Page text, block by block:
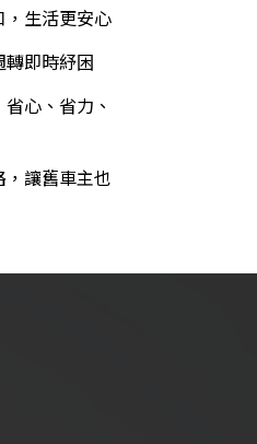
，生活更安心
即時紓困
心、省力、
讓舊車主也